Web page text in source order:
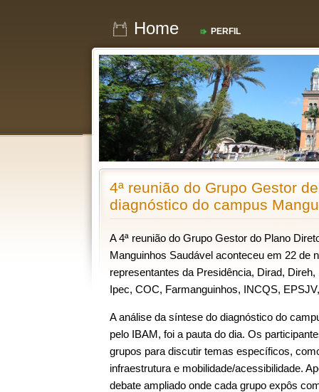
Home PERFIL
4ª reunião do Grupo Gestor
diagnóstico do campus
A 4ª reunião do Grupo Gestor do Plano
Manguinhos Saudável aconteceu em 22 de
representantes da Presidência, Dirad,
Ipec, COC, Farmanguinhos, INCQS,
A análise da síntese do diagnóstico do
pelo IBAM, foi a pauta do dia. Os
grupos para discutir temas específicos,
infraestrutura e mobilidade/acessibilidade.
debate ampliado onde cada grupo expôs